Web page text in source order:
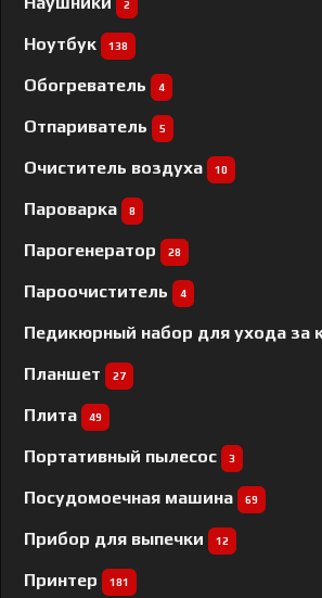
2
Ноутбук 138
Обогреватель 4
Отпариватель 5
Очиститель воздуха 10
Пароварка 8
Парогенератор 28
Пароочиститель 4
Педикюрный набор для ухода за
Планшет 27
Плита 49
Портативный пылесос 3
Посудомоечная машина 69
Прибор для выпечки 12
Принтер 181